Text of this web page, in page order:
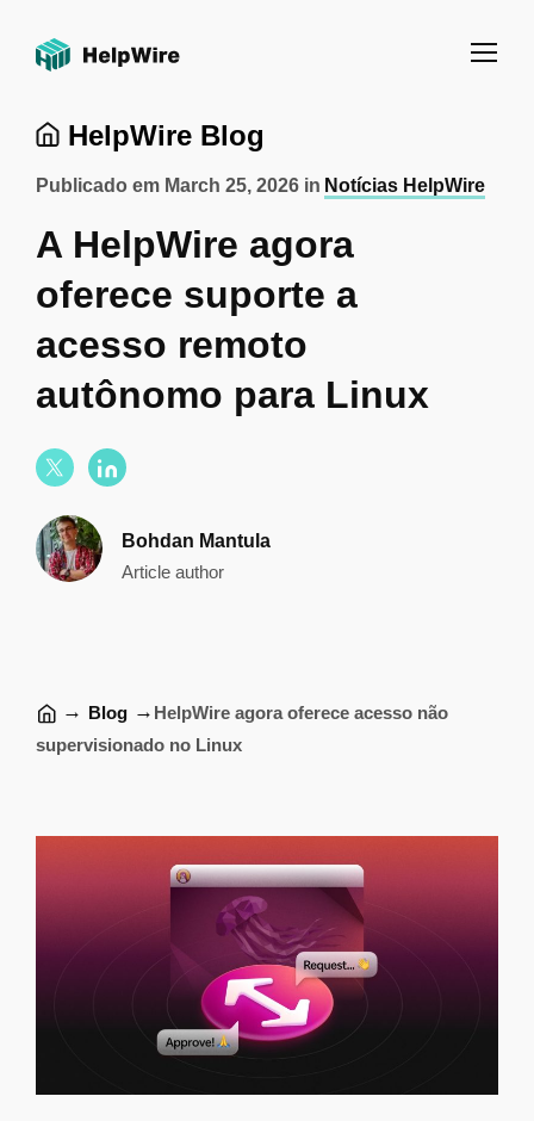
HelpWire Blog
Publicado em March 25, 2026 in Notícias HelpWire
A HelpWire agora
oferece suporte a
acesso remoto
autônomo para Linux
Bohdan Mantula
Article author
→ Blog → HelpWire agora oferece acesso não
supervisionado no Linux